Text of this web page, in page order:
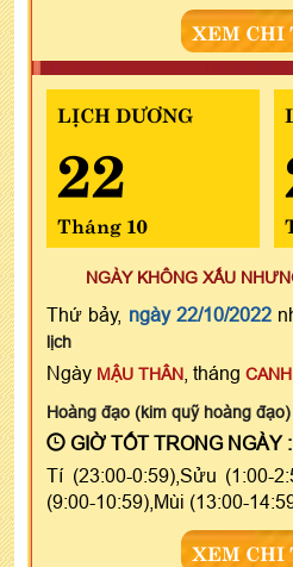
XEM CHI
LỊCH DƯƠNG
22
Tháng 10
NGÀY KHÔNG XẤU
Thứ bảy, ngày 22/10/2022
lịch
Ngày MẬU THÂN , tháng
Hoàng đạo (kim quỹ hoàng đạo)
GIỜ TỐT TRONG NGÀY :
Tí (23:00-0:59),Sửu (1:00-
(9:00-10:59),Mùi (13:00-
XEM CHI